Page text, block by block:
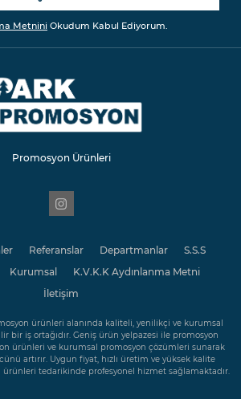
Metnini Okudum Kabul Ediyorum.
Promosyon Ürünleri
Referanslar Departmanlar
S.S.S
Kurumsal
K.V.K.K Aydınlanma Metni
İletişim
ürünleri alanında kaliteli, yenilikçi ve kurumsal
bir iş ortağıdır. Geniş ürün yelpazesi ile promosyon
ürünleri ve kurumsal promosyon çözümleri sunarak
artırır. Uygun fiyat, hızlı üretim ve yüksek kalite
ürünleri tedarikinde profesyonel hizmet sağlamaktadır.